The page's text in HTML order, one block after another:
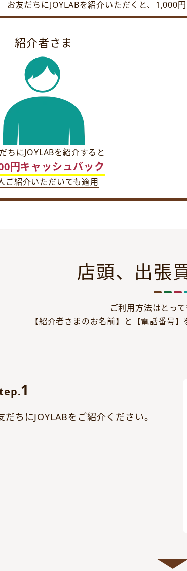
お友だちにJOYLABを紹介いただくと、1,000
紹介者さま
ちにJOYLABを紹介すると
円キャッシュバック
ご紹介いただいても適用
店頭、出張
ご利用方法はとって
【紹介者さまのお名前】と【電話番号】
1
だちにJOYLABをご紹介ください。